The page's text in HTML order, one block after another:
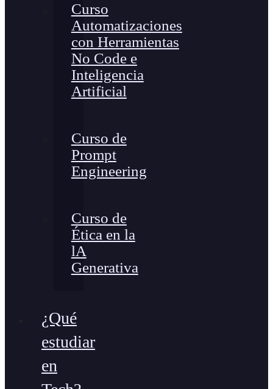
Curso
Automatizaciones
con Herramientas
No Code e
Inteligencia
Artificial
Curso de
Prompt
Engineering
Curso de
Ética en la
lA
Generativa
¿Qué
estudiar
en